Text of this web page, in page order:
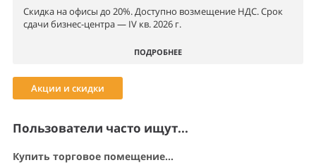
Скидка на офисы до 20%. Доступно возмещение НДС. Срок
сдачи бизнес-центра — IV кв. 2026 г.
ПОДРОБНЕЕ
Акции и скидки
Пользователи часто ищут...
Купить торговое помещение...